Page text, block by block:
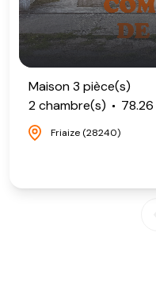
Maison 3 pièce(s)
2 chambre(s)
78.26
Friaize (28240)